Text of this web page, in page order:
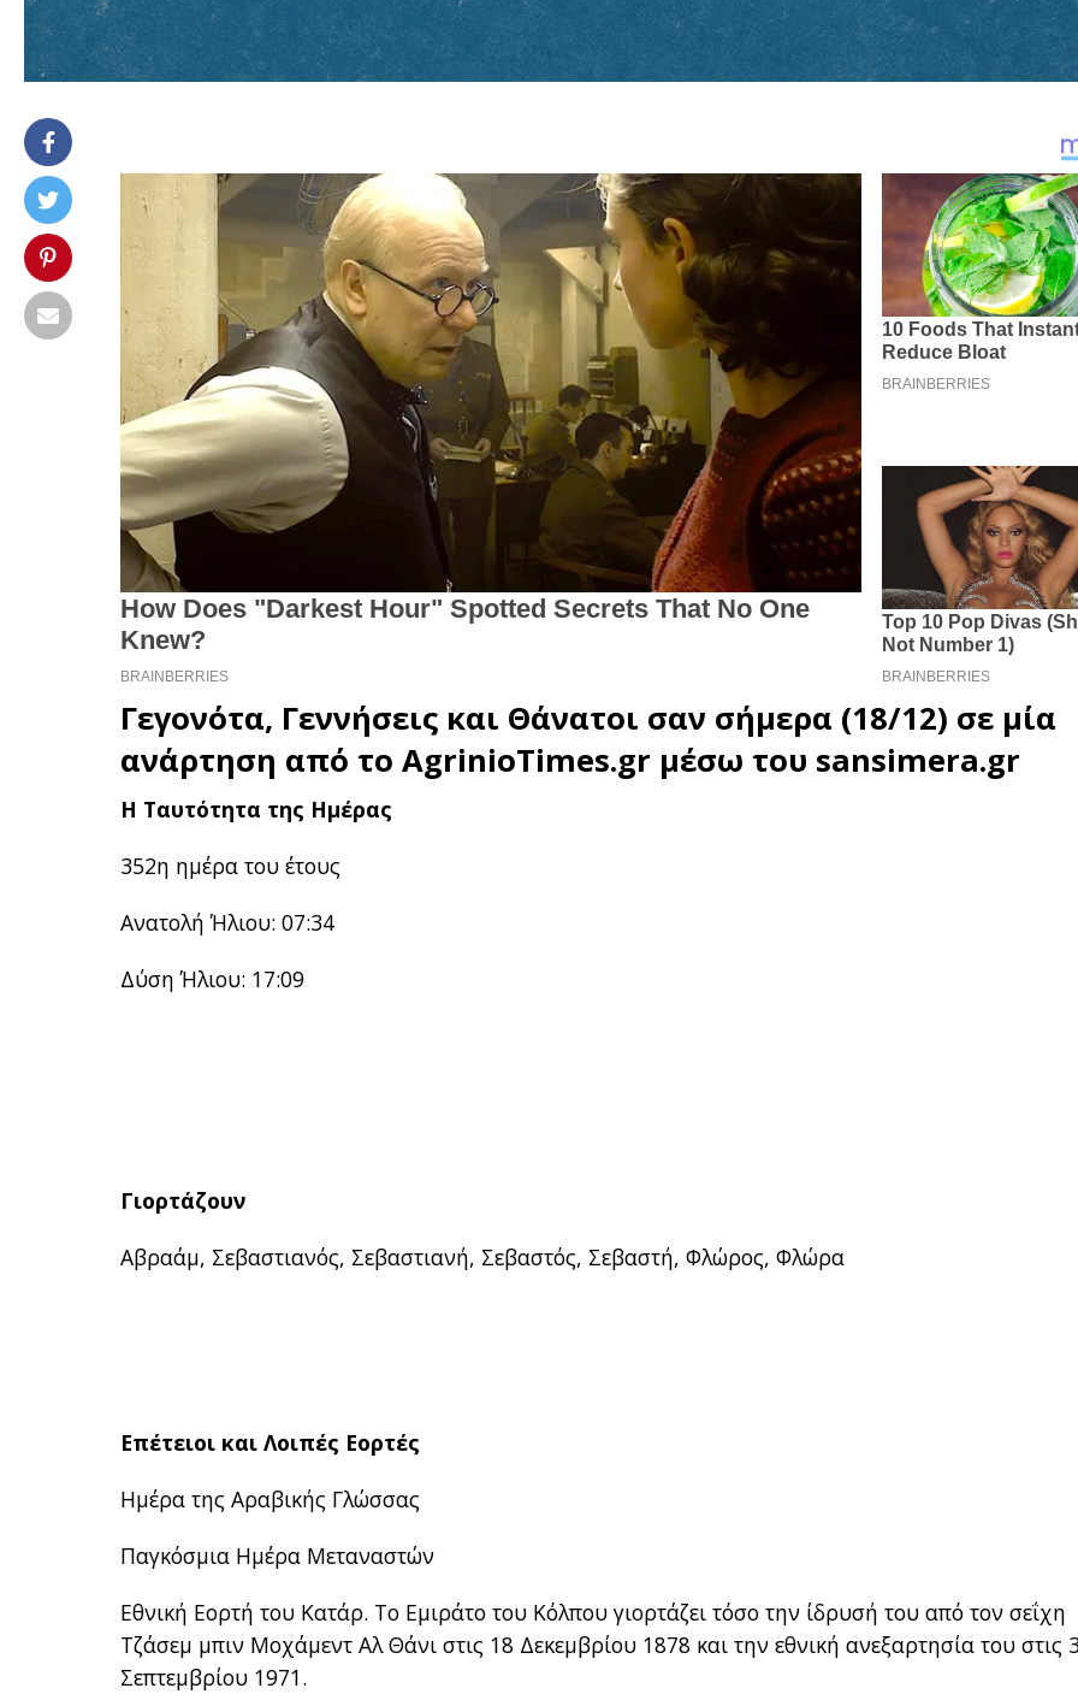
Γεγονότα, Γεννήσεις και Θάνατοι σαν σήμερα (18/12) σε μία
ανάρτηση από τοAgrinioTimes.gr μέσω του sansimera.gr
Η Ταυτότητα της Ημέρας
352η ημέρα του έτους
Ανατολή Ήλιου: 07:34
Δύση Ήλιου: 17:09
Γιορτάζουν
Αβραάμ, Σεβαστιανός, Σεβαστιανή, Σεβαστός, Σεβαστή, Φλώρος, Φλώρα
Επέτειοι και Λοιπές Εορτές
Ημέρα της Αραβικής Γλώσσας
Παγκόσμια Ημέρα Μεταναστών
Εθνική Εορτή του Κατάρ. Το Εμιράτο του Κόλπου γιορτάζει τόσο την ίδρυσή του από τον σεΐχη
Τζάσεμ μπιν Μοχάμεντ Αλ Θάνι στις 18 Δεκεμβρίου 1878 και την εθνική ανεξαρτησία του στις
Σεπτεμβρίου 1971.